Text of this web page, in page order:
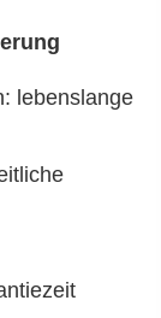
lebenslange